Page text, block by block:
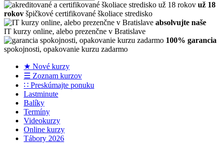
už 18
rokov špičkové certifikované školiace stredisko
absolvujte naše
IT kurzy online, alebo prezenčne v Bratislave
100% garancia
spokojnosti, opakovanie kurzu zadarmo
★ Nové kurzy
☰ Zoznam kurzov
∷ Preskúmajte ponuku
Lastminute
Balíky
Termíny
Videokurzy
Online kurzy
Tábory 2026